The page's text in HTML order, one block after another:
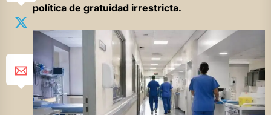
política de gratuidad irrestricta.